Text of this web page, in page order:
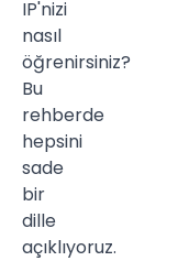
IP'nizi
nasıl
öğrenirsiniz?
Bu
rehberde
hepsini
sade
bir
dille
açıklıyoruz.